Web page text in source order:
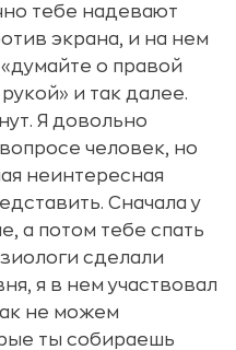
тебе надевают
экрана, и на нем
о правой
и так далее.
Я довольно
человек, но
неинтересная
Сначала у
а потом тебе спать
сделали
я в нем участвовал
не можем
ты собираешь